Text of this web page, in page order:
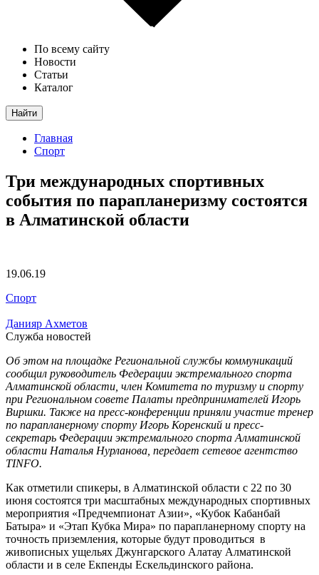
По всему сайту
Новости
Статьи
Каталог
Найти
Главная
Спорт
Три международных спортивных
события по парапланеризму состоятся
в Алматинской области
19.06.19
Спорт
Данияр Ахметов
Служба новостей
Об этом на площадке Региональной службы коммуникаций
сообщил руководитель Федерации экстремального спорта
Алматинской области, член Комитета по туризму и спорту
при Региональном совете Палаты предпринимателей Игорь
Виршки. Также на пресс-конференции приняли участие тренер
по парапланерному спорту Игорь Коренский и пресс-
секретарь Федерации экстремального спорта Алматинской
области Наталья Нурланова, передает сетевое агентство
TINFO.
Как отметили спикеры, в Алматинской области с 22 по 30
июня состоятся три масштабных международных спортивных
мероприятия «Предчемпионат Азии», «Кубок Кабанбай
Батыра» и «Этап Кубка Мира» по парапланерному спорту на
точность приземления, которые будут проводиться в
живописных ущельях Джунгарского Алатау Алматинской
области и в селе Екпенды Ескельдинского района.